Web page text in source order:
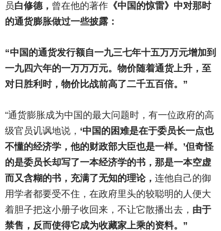
员白修德， 曾在他的著作《中国的惊雷》中对那时
的通货膨胀做过一些披露：
“中国的通货发行额自一九三七年十五万万元增加到
一九四六年的一万万万元。物价随着通货上升，至
对日胜利时，物价比战前高了二千五百倍。”
“通货膨胀成为中国的最大问题时，有一位政府的高
级官员讥讽地说， ‘中国的困难是在于委员长一点也
不懂的经济学，他的财政部大臣也是一样。’但奇怪
的是委员长却写了一本经济学的书，那是一本空虚
而又含糊的书，充满了无知的理论， 连他自己的御
用学者都要受不住，在政府里头的较聪明的人便大
着胆子把这小册子收回来，不让它散播出去， 由于
禁售，反而使得它成为收藏家上乘的资料。”